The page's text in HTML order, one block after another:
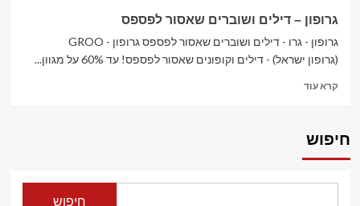
גרופון – דילים ושוברים שאסור לפספס‏
גרופון - גרו - דילים ושוברים שאסור לפספס‏ גרופון - GROO
(גרופון ישראל) - דילים וקופונים שאסור לפספס! עד 60% על מגוון...
קרא עודRead
דילים
חיפוש
חיפוש